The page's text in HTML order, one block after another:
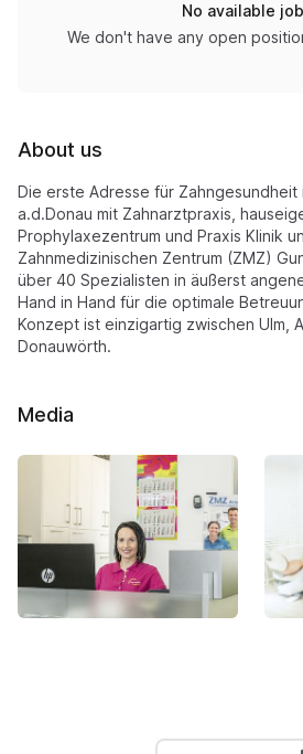
No available
We don't have any open
About us
Die erste Adresse für Zahngesundheit
a.d.Donau mit Zahnarztpraxis,
Prophylaxezentrum und Praxis Klinik
Zahnmedizinischen Zentrum (ZMZ)
über 40 Spezialisten in äußerst
Hand in Hand für die optimale
Konzept ist einzigartig zwischen Ulm,
Donauwörth.
Media